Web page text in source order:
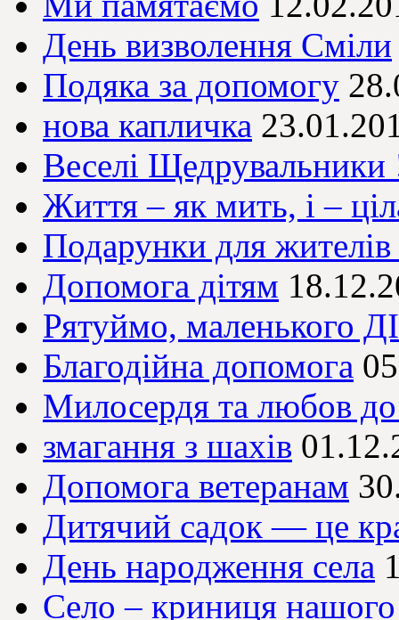
День визволення Сміли
Подяка за допомогу
нова капличка
Веселі
Життя – як мить, і –
Подарунки для
Допомога дітям
Рятуймо, маленького
Благодійна допомога
Милосердя та любов
змагання з шахів
Допомога ветеранам
Дитячий садок — це
День народження села
Село – криниця